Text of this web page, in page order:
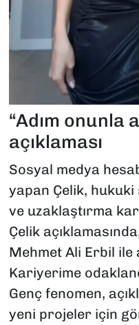
“Adım onunla
açıklaması
Sosyal medya
yapan Çelik, hukuki
ve uzaklaştırma
Çelik
Mehmet Ali Erbil ile
Kariyerime
Genç fenomen,
yeni projeler için